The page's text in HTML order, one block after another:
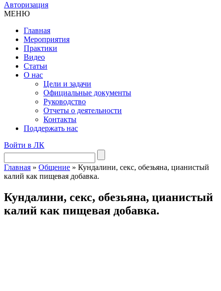
Авторизация
МЕНЮ
Главная
Мероприятия
Практики
Видео
Статьи
О нас
Цели и задачи
Официальные документы
Руководство
Отчеты о деятельности
Контакты
Поддержать нас
Войти в ЛК
Главная » Общение » Кундалини, секс, обезьяна, цианистый
калий как пищевая добавка.
Кундалини, секс, обезьяна, цианистый
калий как пищевая добавка.